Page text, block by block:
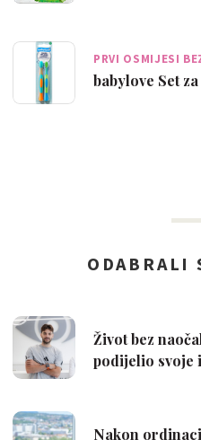
PRVI OSMIJESI
babylove Set